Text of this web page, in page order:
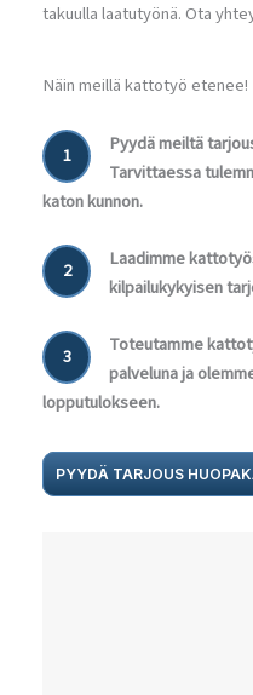
takuulla laatutyönä. Ota
Näin meillä kattotyö etenee!
1
Pyydä meiltä
Tarvittaessa
katon kunnon.
2
Laadimme
kilpailukykyisen
3
Toteutamme
palveluna ja
lopputulokseen.
PYYDÄ TARJOUS